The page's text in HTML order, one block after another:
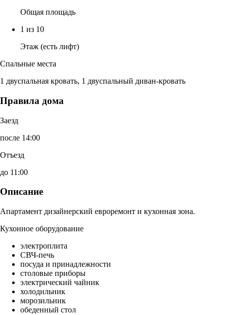
Общая площадь
1 из 10
Этаж (есть лифт)
Спальные места
1 двуспальная кровать, 1 двуспальный диван-кровать
Правила дома
Заезд
после 14:00
Отъезд
до 11:00
Описание
Апартамент дизайнерский евроремонт и кухонная зона.
Кухонное оборудование
электроплита
СВЧ-печь
посуда и принадлежности
столовые приборы
электрический чайник
холодильник
морозильник
обеденный стол